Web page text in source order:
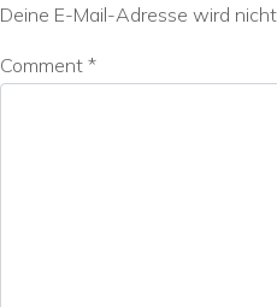
Deine E-Mail-Adresse wird
Comment *